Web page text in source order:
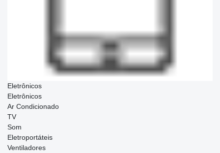
Eletrônicos
Eletrônicos
Ar Condicionado
TV
Som
Eletroportáteis
Ventiladores